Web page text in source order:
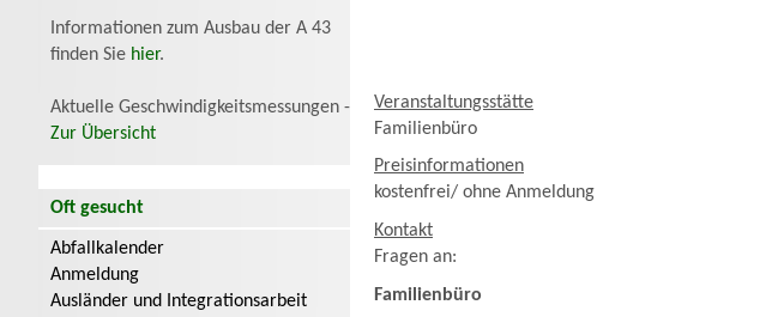
Informationen zum Ausbau der A 43
finden Sie hier.
Aktuelle Geschwindigkeitsmessungen -
Zur Übersicht
Oft gesucht
Abfallkalender
Anmeldung
Ausländer und Integrationsarbeit
Veranstaltungsstätte
Familienbüro
Preisinformationen
kostenfrei/ ohne Anmeldung
Kontakt
Fragen an:
Familienbüro